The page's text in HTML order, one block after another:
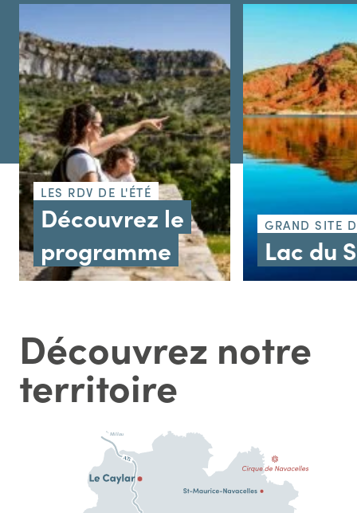
LES RDV DE L'ÉTÉ
Découvrez le
programme
GRAND SITE
Lac du
Découvrez notre
territoire